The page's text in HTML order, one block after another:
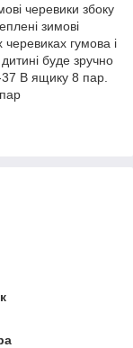
черевики збоку
зимові
гумова і
буде зручно
В ящику 8 пар.